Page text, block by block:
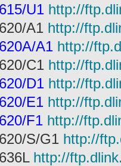
U1 http://
A1 http://
A1 http://
C1 http://
D1 http://
E1 http://
F1 http://
S/G1 http://
http://